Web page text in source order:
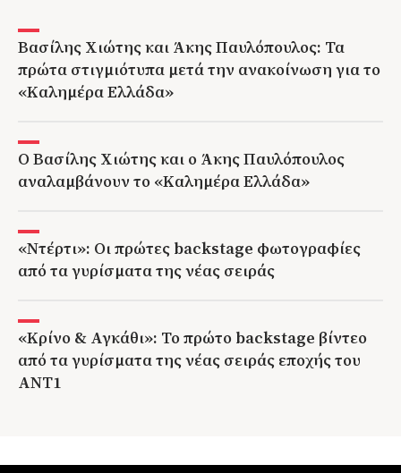
Βασίλης Χιώτης και Άκης Παυλόπουλος: Τα
πρώτα στιγμιότυπα μετά την ανακοίνωση για το
«Καλημέρα Ελλάδα»
Ο Βασίλης Χιώτης και ο Άκης Παυλόπουλος
αναλαμβάνουν το «Καλημέρα Ελλάδα»
«Ντέρτι»: Οι πρώτες backstage φωτογραφίες
από τα γυρίσματα της νέας σειράς
«Κρίνο & Αγκάθι»: Το πρώτο backstage βίντεο
από τα γυρίσματα της νέας σειράς εποχής του
ΑΝΤ1